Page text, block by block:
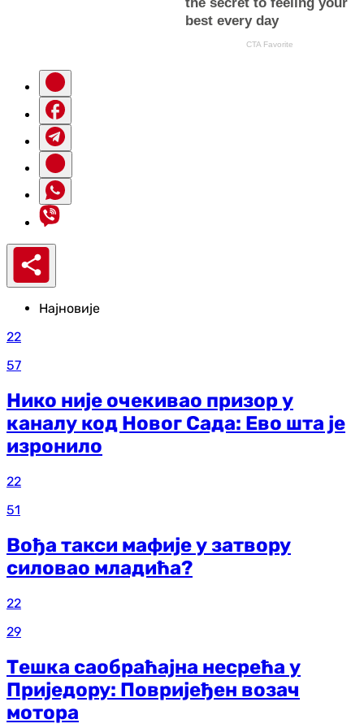
Најновије
22
57
Нико није очекивао призор у
каналу код Новог Сада: Ево шта је
изронило
22
51
Вођа такси мафије у затвору
силовао младића?
22
29
Тешка саобраћајна несрећа у
Приједору: Повријеђен возач
мотора